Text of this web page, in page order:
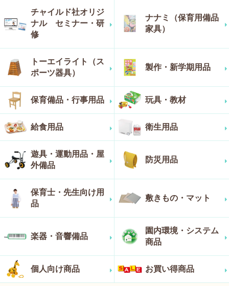
チャイルド社オリジ
ナル セミナー・研
修
ナナミ（保育用備品
家具）
トーエイライト（ス
ポーツ器具）
製作・新学期用品
保育備品・行事用品 玩具・教材
給食用品 衛生用品
遊具・運動用品・屋
外備品
防災用品
保育士・先生向け用
品
敷きもの・マット
楽器・音響備品
園内環境・システム
商品
個人向け商品 お買い得商品